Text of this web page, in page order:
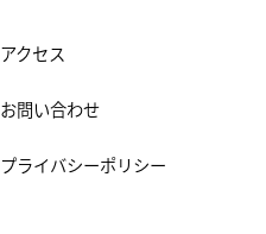
アクセス
お問い合わせ
プライバシーポリシー